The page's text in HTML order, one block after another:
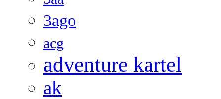
3ago
acg
adventure kartel
ak